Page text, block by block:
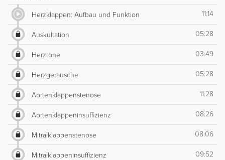
Herzklappen: Aufbau und Funktion 11:14
Auskultation 05:28
Herztöne 03:49
Herzgeräusche 05:28
Aortenklappenstenose 11:28
Aortenklappeninsuffizienz 08:26
Mitralklappenstenose 08:06
Mitralklappeninsuffizienz 09:52